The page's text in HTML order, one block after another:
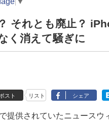
それとも廃止？
く消えて騒ぎに
ポスト リスト シェア
提供されていたニュースウ